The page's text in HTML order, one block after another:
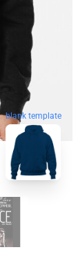
blank template